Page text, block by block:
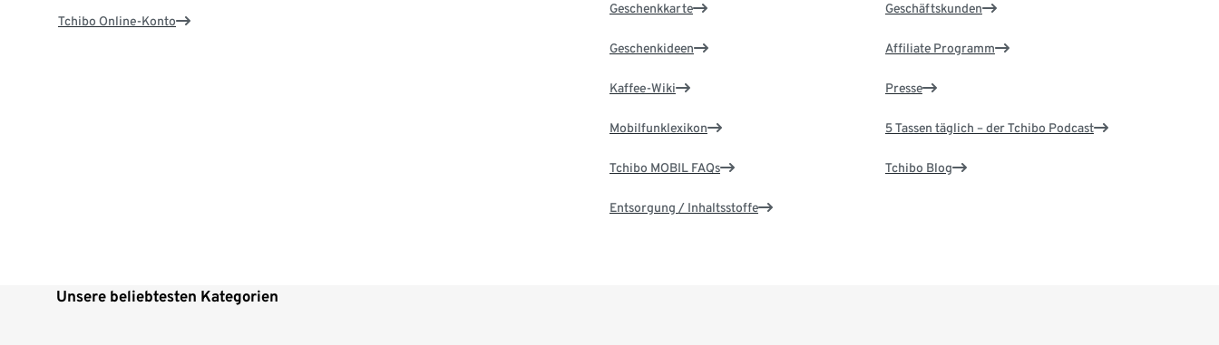
Tchibo Online-Konto
Geschenkkarte
Geschenkideen
Kaffee-Wiki
Mobilfunklexikon
Tchibo MOBIL FAQs
Entsorgung / Inhaltsstoffe
Geschäftskunden
Affiliate Programm
Presse
5 Tassen täglich – der Tchibo Podcast
Tchibo Blog
Unsere beliebtesten Kategorien